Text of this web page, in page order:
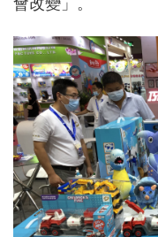
會改變」。